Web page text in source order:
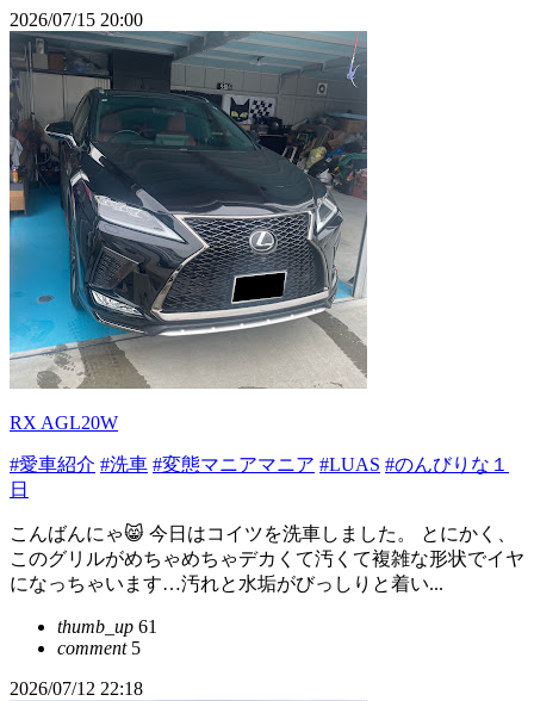
2026/07/15 20:00
RX AGL20W
#愛車紹介 #洗車 #変態マニアマニア #LUAS #のんびりな１
日
こんばんにゃ😸 今日はコイツを洗車しました。 とにかく、
このグリルがめちゃめちゃデカくて汚くて複雑な形状でイヤ
になっちゃいます…汚れと水垢がびっしりと着い...
thumb_up 61
comment5
2026/07/12 22:18